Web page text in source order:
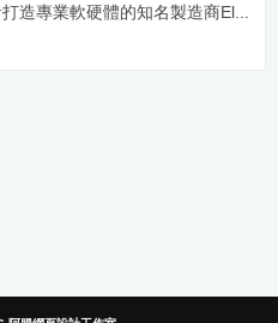
造專業軟硬體的知名製造商El...